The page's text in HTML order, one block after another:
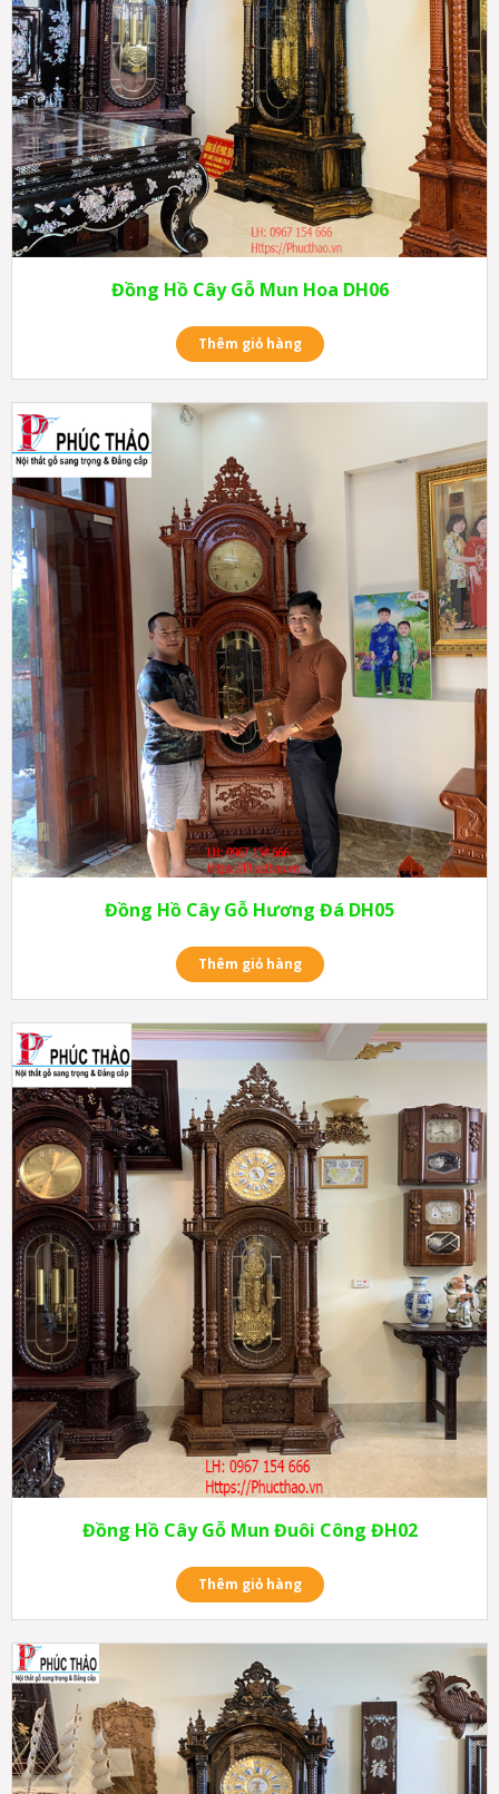
Đồng Hồ Cây Gỗ Mun Hoa DH06
Thêm giỏ hàng
Đồng Hồ Cây Gỗ Hương Đá DH05
Thêm giỏ hàng
Đồng Hồ Cây Gỗ Mun Đuôi Công ĐH02
Thêm giỏ hàng